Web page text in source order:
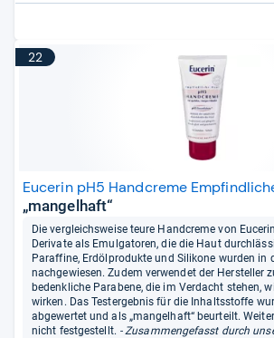
22
Eucerin pH5 Handcreme
„mangelhaft“
Die vergleichsweise teure Handcreme von
Derivate als Emulgatoren, die die Haut
Paraffine, Erdölprodukte und Silikone wurden in
nachgewiesen. Zudem verwendet der Hersteller
bedenkliche Parabene, die im Verdacht stehen,
wirken. Das Testergebnis für die Inhaltsstoffe
abgewertet und als „mangelhaft“ beurteilt.
nicht festgestellt. - Zusammengefasst durch